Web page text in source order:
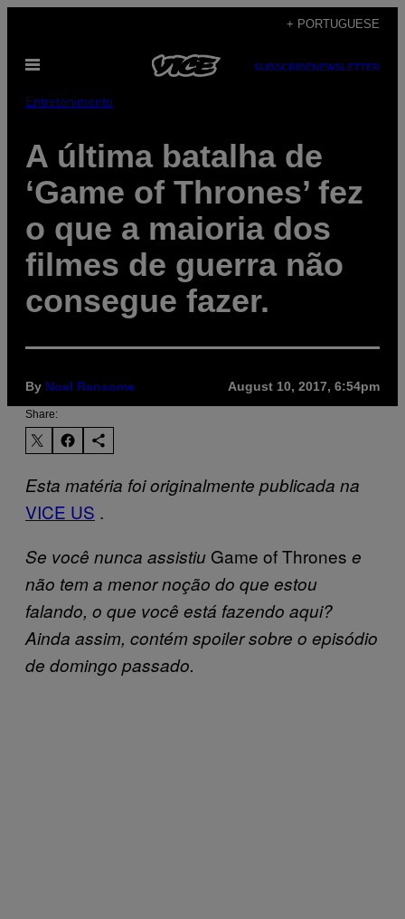
content
+ PORTUGUESE
Open
SUBSCRIBENEWSLETTER
Entretenimento
A última batalha de
‘Game of Thrones’ fez
o que a maioria dos
filmes de guerra não
consegue fazer.
By Noel Ransome August 10, 2017, 6:54pm
Share:
Esta matéria foi originalmente publicada na
VICE US .
Se você nunca assistiu Game of Thrones e
não tem a menor noção do que estou
falando, o que você está fazendo aqui?
Ainda assim, contém spoiler sobre o episódio
de domingo passado.